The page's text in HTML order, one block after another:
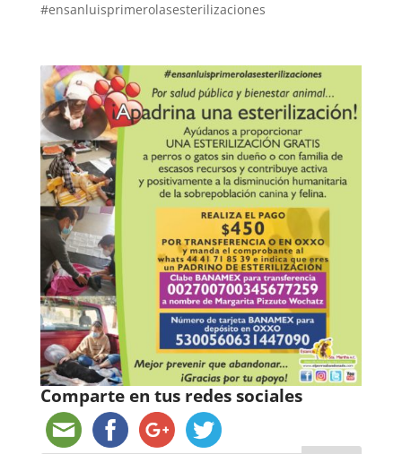
#ensanluisprimerolasesterilizaciones
Comparte en tus redes sociales